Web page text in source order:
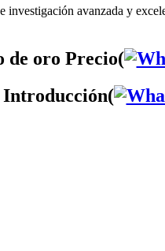
avanzada y
de oro Precio(
Introducción(